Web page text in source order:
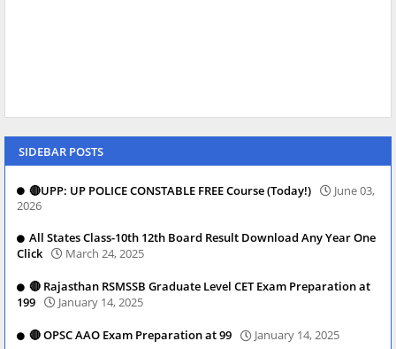
SIDEBAR POSTS
🔴UPP: UP POLICE CONSTABLE FREE Course (Today!)
June 03,
2026
All States Class-10th 12th Board Result Download Any Year One
Click
March 24, 2025
🔴 Rajasthan RSMSSB Graduate Level CET Exam Preparation at
199
January 14, 2025
🔴 OPSC AAO Exam Preparation at 99 January 14, 2025